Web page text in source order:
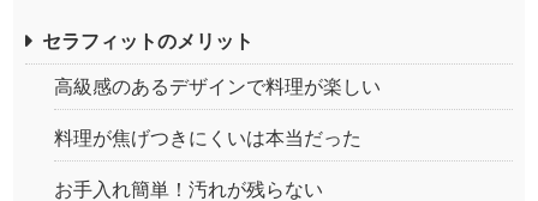
セラフィットのメリット
高級感のあるデザインで料理が楽しい
料理が焦げつきにくいは本当だった
お手入れ簡単！汚れが残らない